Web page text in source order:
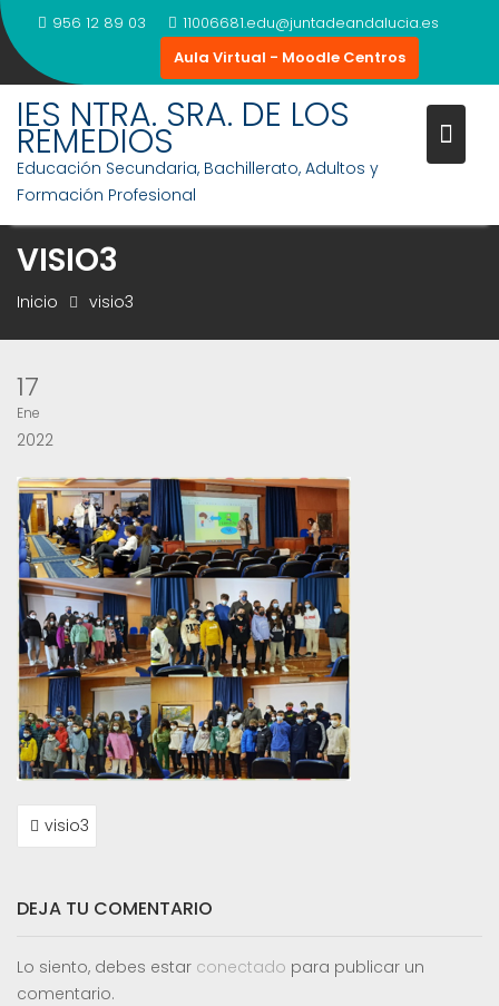
Saltar
al
contenido
956 12 89 03
11006681.edu@juntadeandalucia.es
Aula Virtual - Moodle Centros
IES NTRA. SRA. DE LOS
REMEDIOS
Educación Secundaria, Bachillerato, Adultos y
Formación Profesional
VISIO3
Inicio visio3
17
Ene
2022
NAVEGACIÓN
DEvisio3
DEJA TU COMENTARIO
Lo siento, debes estar conectado para publicar un
comentario.